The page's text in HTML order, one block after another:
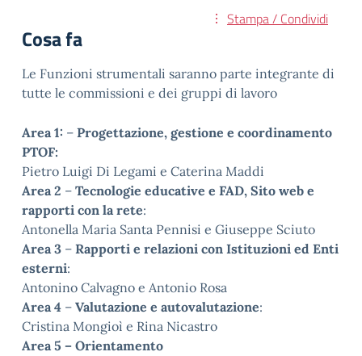
Stampa / Condividi
Cosa fa
Le Funzioni strumentali saranno parte integrante di
tutte le commissioni e dei gruppi di lavoro
Area 1: – Progettazione, gestione e coordinamento
PTOF:
Pietro Luigi Di Legami e Caterina Maddi
Area 2 – Tecnologie educative e FAD, Sito web e
rapporti con la rete:
Antonella Maria Santa Pennisi e Giuseppe Sciuto
Area 3 – Rapporti e relazioni con Istituzioni ed Enti
esterni:
Antonino Calvagno e Antonio Rosa
Area 4 – Valutazione e autovalutazione:
Cristina Mongioì e Rina Nicastro
Area 5 – Orientamento